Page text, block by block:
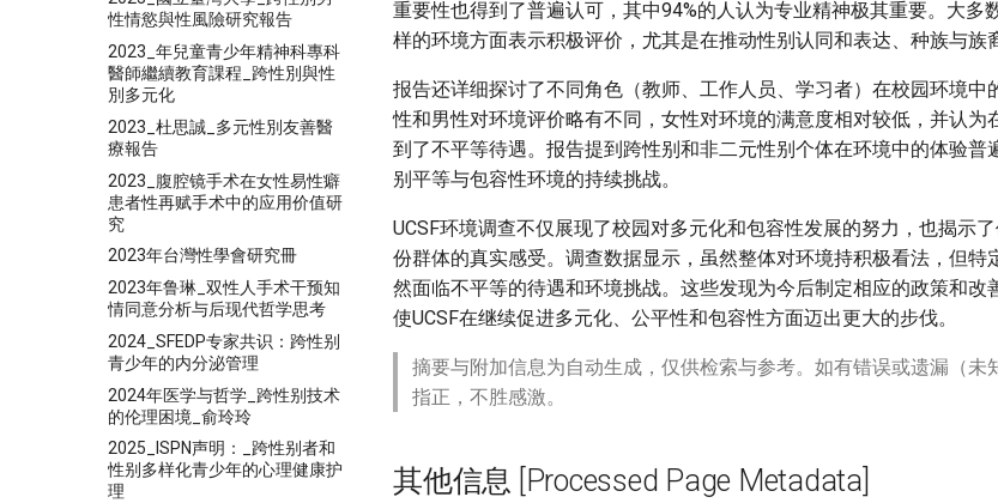
性情慾與性風險研究報告
2023_年兒童青少年精神科專科
醫師繼續教育課程_跨性別與性
別多元化
2023_杜思誠_多元性別友善醫
療報告
2023_腹腔镜手术在女性易性癖
患者性再赋手术中的应用价值研
究
2023年台灣性學會研究冊
2023年鲁琳_双性人手术干预知
情同意分析与后现代哲学思考
2024_SFEDP专家共识：跨性别
青少年的内分泌管理
2024年医学与哲学_跨性别技术
的伦理困境_俞玲玲
2025_ISPN声明：_跨性别者和
性别多样化青少年的心理健康护
理
重要性也得到了普遍认可，其中94%的人认为专业精神极其重要。大多
样的环境方面表示积极评价，尤其是在推动性别认同和表达、种族与族
报告还详细探讨了不同角色（教师、工作人员、学习者）在校园环境中
性和男性对环境评价略有不同，女性对环境的满意度相对较低，并认为
到了不平等待遇。报告提到跨性别和非二元性别个体在环境中的体验普
别平等与包容性环境的持续挑战。
UCSF环境调查不仅展现了校园对多元化和包容性发展的努力，也揭示
份群体的真实感受。调查数据显示，虽然整体对环境持积极看法，但特
然面临不平等的待遇和环境挑战。这些发现为今后制定相应的政策和改
使UCSF在继续促进多元化、公平性和包容性方面迈出更大的步伐。
摘要与附加信息为自动生成，仅供检索与参考。如有错误或遗漏（未
指正，不胜感激。
其他信息 [Processed Page Metadata]